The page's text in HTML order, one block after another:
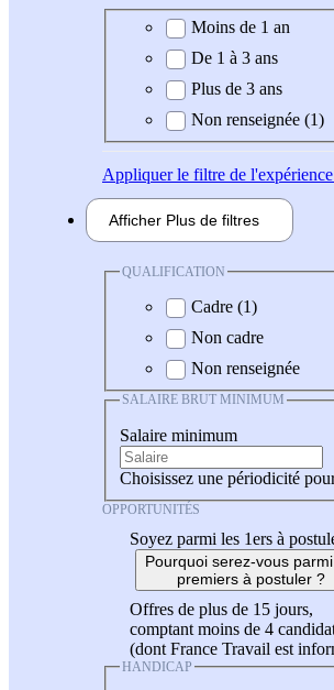
Expérience demandée
Moins de 1 an
De 1 à 3 ans
Plus de 3 ans
Non renseignée (1)
Appliquerle filtre de l'expérience
Afficher Plus de filtres
QUALIFICATION
Cadre (1)
Non cadre
Non renseignée
SALAIRE BRUT MINIMUM
Salaire minimum
Choisissez une périodicité
OPPORTUNITÉS
Soyez parmi les 1ers à
Pourquoi serez-vous
premiers à postuler ?
Offres de plus de 15 jours,
comptant moins de 4
(dont France Travail est
HANDICAP